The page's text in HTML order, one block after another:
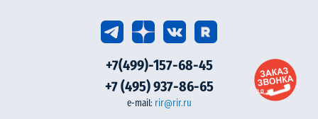
+7(499)-157-68-45
+7 (495) 937-86-65
e-mail: rir@rir.ru